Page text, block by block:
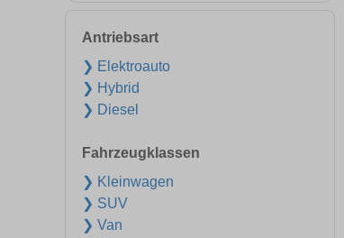
Antriebsart
❯ Elektroauto
❯ Hybrid
❯ Diesel
Fahrzeugklassen
❯ Kleinwagen
❯ SUV
❯ Van